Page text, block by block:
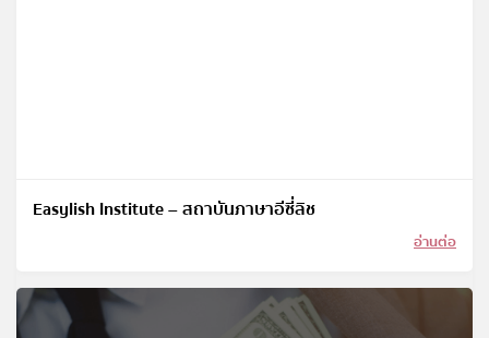
Easylish Institute – สถาบันภาษาอีซี่ลิช
อ่านต่อ